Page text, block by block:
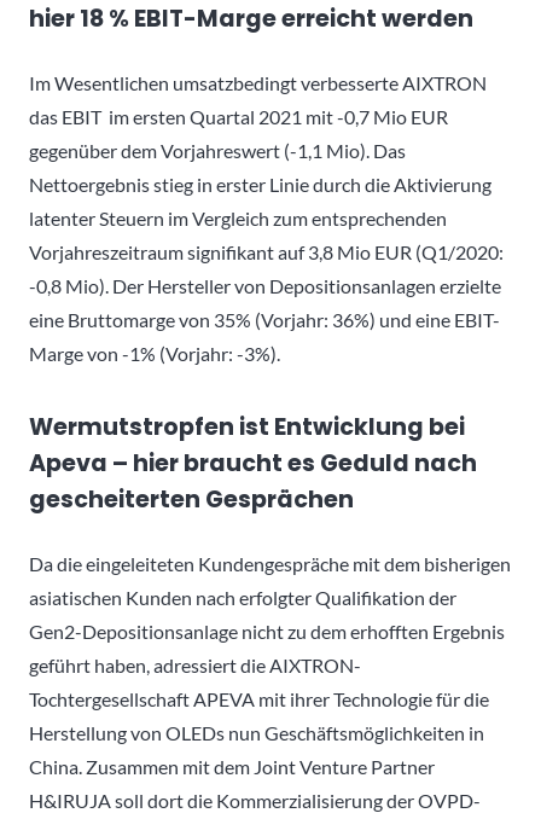
hier 18 % EBIT-Marge erreicht werden
Im Wesentlichen umsatzbedingt verbesserte AIXTRON
das EBIT im ersten Quartal 2021 mit -0,7 Mio EUR
gegenüber dem Vorjahreswert (-1,1 Mio). Das
Nettoergebnis stieg in erster Linie durch die Aktivierung
latenter Steuern im Vergleich zum entsprechenden
Vorjahreszeitraum signifikant auf 3,8 Mio EUR (Q1/2020:
-0,8 Mio). Der Hersteller von Depositionsanlagen erzielte
eine Bruttomarge von 35% (Vorjahr: 36%) und eine EBIT-
Marge von -1% (Vorjahr: -3%).
Wermutstropfen ist Entwicklung bei
Apeva – hier braucht es Geduld nach
gescheiterten Gesprächen
Da die eingeleiteten Kundengespräche mit dem bisherigen
asiatischen Kunden nach erfolgter Qualifikation der
Gen2-Depositionsanlage nicht zu dem erhofften Ergebnis
geführt haben, adressiert die AIXTRON-
Tochtergesellschaft APEVA mit ihrer Technologie für die
Herstellung von OLEDs nun Geschäftsmöglichkeiten in
China. Zusammen mit dem Joint Venture Partner
H&IRUJA soll dort die Kommerzialisierung der OVPD-